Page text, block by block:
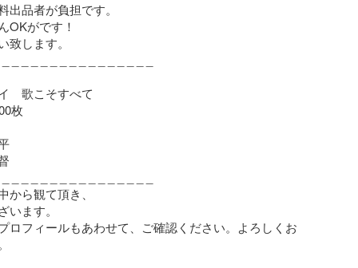
出品者が負担です。
OKがです！
致します。
　歌こそすべて
枚
から観て頂き、
います。
ロフィールもあわせて、ご確認ください。よろしくお